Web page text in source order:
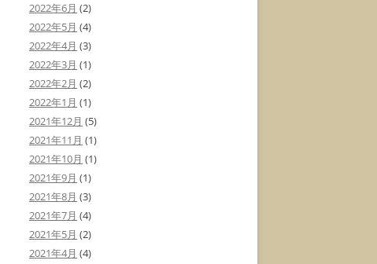
2022年6月 (2)
2022年5月 (4)
2022年4月 (3)
2022年3月 (1)
2022年2月 (2)
2022年1月 (1)
2021年12月 (5)
2021年11月 (1)
2021年10月 (1)
2021年9月 (1)
2021年8月 (3)
2021年7月 (4)
2021年5月 (2)
2021年4月 (4)